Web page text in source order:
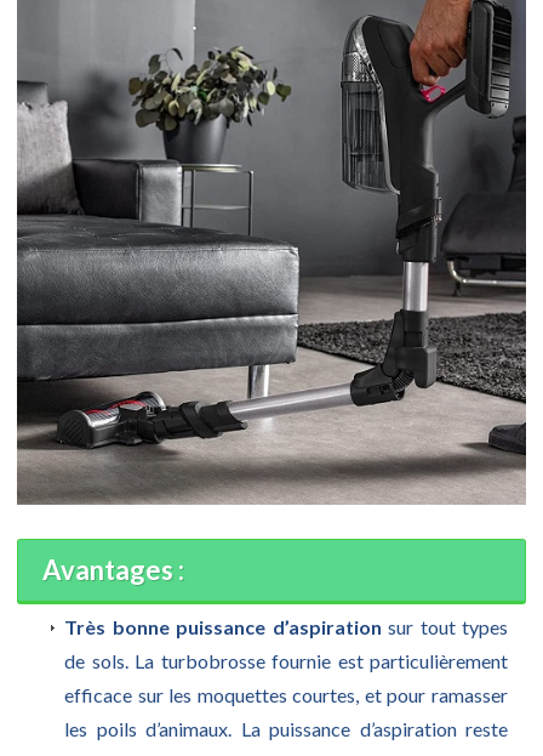
Avantages :
Très bonne puissance d’aspiration sur tout types
de sols. La turbobrosse fournie est particulièrement
efficace sur les moquettes courtes, et pour ramasser
les poils d’animaux. La puissance d’aspiration reste